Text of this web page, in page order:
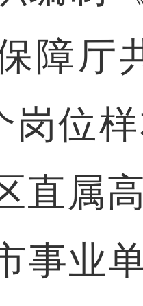
障厅
岗位
直属
事业